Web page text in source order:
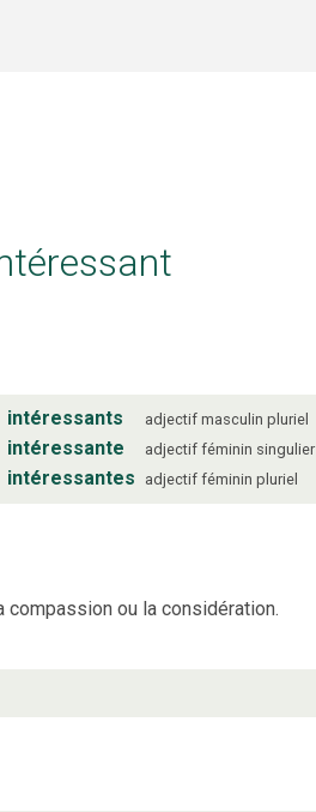
intéressants adjectif masculin pluriel
intéressante adjectif féminin singulier
intéressantes adjectif féminin pluriel
compassion ou la considération.